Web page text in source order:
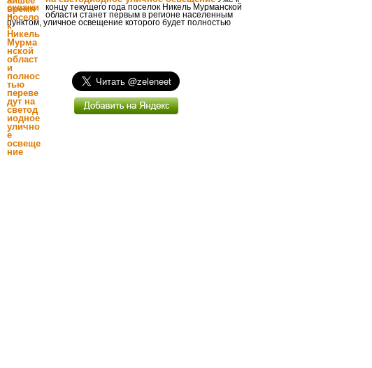
концу текущего года поселок Никель Мурманской
области станет первым в регионе населенным
пунктом, уличное освещение которого будет полностью